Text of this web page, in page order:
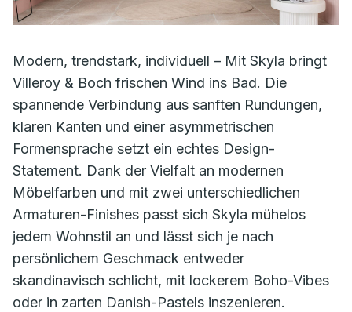
Modern, trendstark, individuell – Mit Skyla bringt
Villeroy & Boch frischen Wind ins Bad. Die
spannende Verbindung aus sanften Rundungen,
klaren Kanten und einer asymmetrischen
Formensprache setzt ein echtes Design-
Statement. Dank der Vielfalt an modernen
Möbelfarben und mit zwei unterschiedlichen
Armaturen-Finishes passt sich Skyla mühelos
jedem Wohnstil an und lässt sich je nach
persönlichem Geschmack entweder
skandinavisch schlicht, mit lockerem Boho-Vibes
oder in zarten Danish-Pastels inszenieren.